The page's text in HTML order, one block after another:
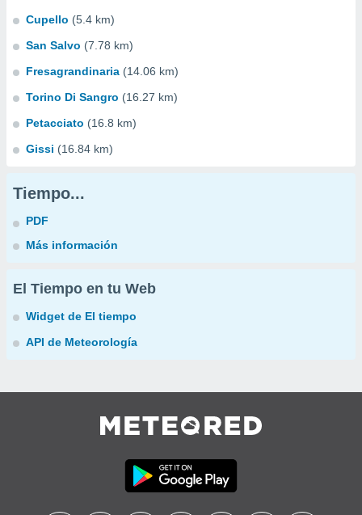
Cupello (5.4 km)
San Salvo (7.78 km)
Fresagrandinaria (14.06 km)
Torino Di Sangro (16.27 km)
Petacciato (16.8 km)
Gissi (16.84 km)
Tiempo...
PDF
Más información
El Tiempo en tu Web
Widget de El tiempo
API de Meteorología